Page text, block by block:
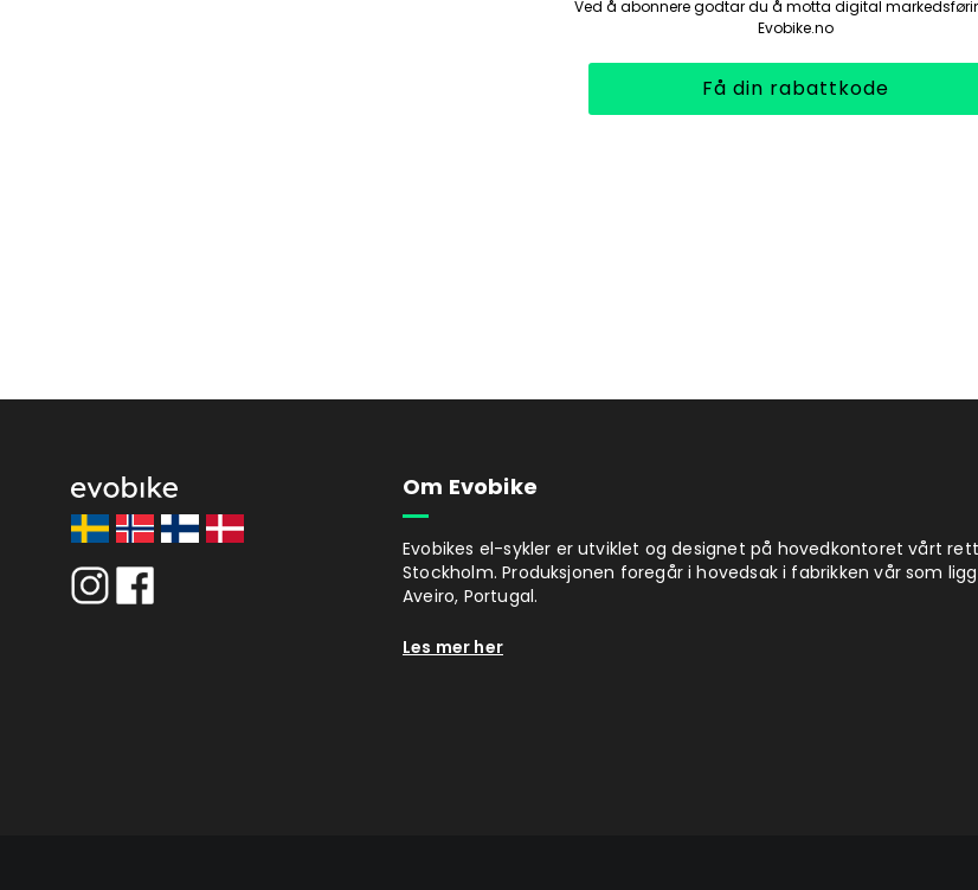
Ved å abonnere godtar du å motta digital
Evobike.no
Få din rabattkode
Om Evobike
Evobikes el-sykler er utviklet og designet på hovedkontoret vårt
Stockholm. Produksjonen foregår i hovedsak i fabrikken vår som
Aveiro, Portugal.
Les mer her